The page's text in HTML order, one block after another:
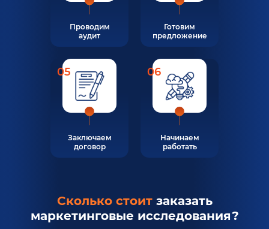
Проводим
аудит
Готовим
предложение
05
Заключаем
договор
06
Начинаем
работать
Сколько стоитзаказать
маркетинговые исследования?